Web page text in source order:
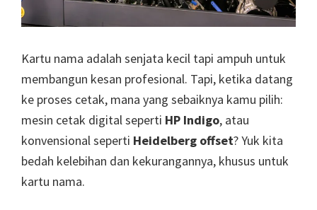
Kartu nama adalah senjata kecil tapi ampuh untuk
membangun kesan profesional. Tapi, ketika datang
ke proses cetak, mana yang sebaiknya kamu pilih:
mesin cetak digital seperti HP Indigo, atau
konvensional seperti Heidelberg offset? Yuk kita
bedah kelebihan dan kekurangannya, khusus untuk
kartu nama.